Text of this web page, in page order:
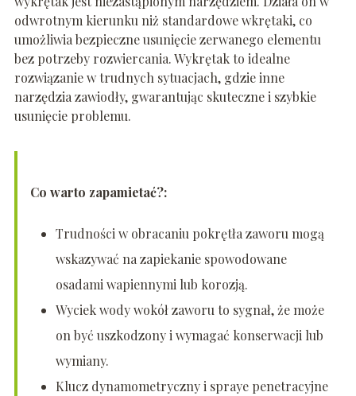
odwrotnym kierunku niż standardowe wkrętaki, co
umożliwia bezpieczne usunięcie zerwanego elementu
bez potrzeby rozwiercania. Wykrętak to idealne
rozwiązanie w trudnych sytuacjach, gdzie inne
narzędzia zawiodły, gwarantując skuteczne i szybkie
usunięcie problemu.
Co warto zapamietać?:
Trudności w obracaniu pokrętła zaworu mogą
wskazywać na zapiekanie spowodowane
osadami wapiennymi lub korozją.
Wyciek wody wokół zaworu to sygnał, że może
on być uszkodzony i wymagać konserwacji lub
wymiany.
Klucz dynamometryczny i spraye penetracyjne